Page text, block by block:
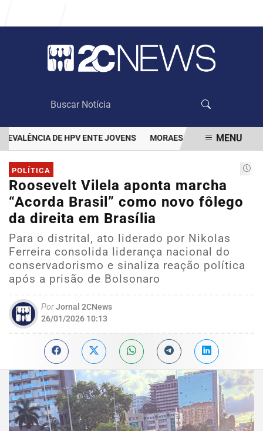
DE HPV ENTE JOVENS MORAES DÁ 48 HORAS PARA
EM ALTA
MENU
POLÍTICA
Roosevelt Vilela aponta marcha
“Acorda Brasil” como novo fôlego
da direita em Brasília
Para o distrital, ato liderado por Nikolas
Ferreira consolida liderança nacional do
conservadorismo e sinaliza reação política
após a prisão de Bolsonaro
PorJornal 2CNews
26/01/2026 10:13